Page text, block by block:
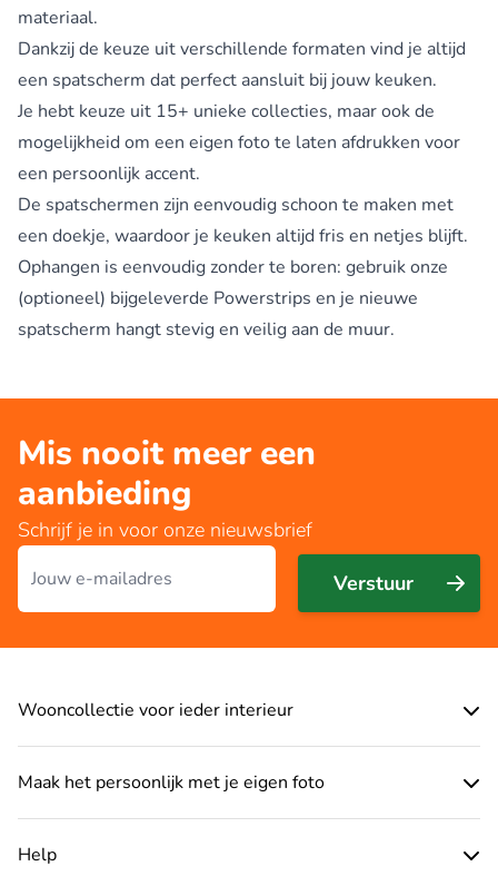
materiaal.
Dankzij de keuze uit verschillende formaten vind je altijd
een spatscherm dat perfect aansluit bij jouw keuken.
Je hebt keuze uit 15+ unieke collecties, maar ook de
mogelijkheid om een eigen foto te laten afdrukken voor
een persoonlijk accent.
De spatschermen zijn eenvoudig schoon te maken met
een doekje, waardoor je keuken altijd fris en netjes blijft.
Ophangen is eenvoudig zonder te boren: gebruik onze
(optioneel) bijgeleverde Powerstrips en je nieuwe
spatscherm hangt stevig en veilig aan de muur.
Mis nooit meer een
aanbieding
Schrijf je in voor onze nieuwsbrief
E-mailadres
Verstuur
Wooncollectie voor ieder interieur
Maak het persoonlijk met je eigen foto
Help